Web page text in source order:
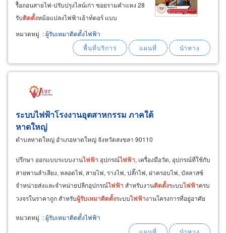
รื้อถอนสายไฟ-ปรับปรุงไลน์เก่า ซอยรามคำแหง 28
รับติดตั้งหม้อแปลงไฟฟ้าเอ้าท์​ดอร์ แบบ
interphase mounting transformer
หม้อแปลงชนิดระบายความร้อนด้วยน้ำมันบนพื้น
ลานหินกรวด ล้อมรั้วลวดตาข่าย
หมวดหมู่ :ผู้รับเหมาติดตั้งไฟฟ้า
ระบบไฟฟ้าโรงงานอุตสาหกรรม ภาคใต้
หาดใหญ่
ตำบลหาดใหญ่ อำเภอหาดใหญ่ จังหวัดสงขลา 90110
ปรึกษา ออกแบบระบบงานไฟฟ้า อุปกรณ์ไฟฟ้า, เครื่องมือวัด, อุปกรณ์ที่ใช้กับ
สายพานลำเลียง, หลอดไฟ, สายไฟ, รางไฟ, ปลั๊กไฟ, ฝาครอบไฟ, บัลลาสซ์
จำหน่ายส่งและจำหน่ายปลีกอุปกรณ์ไฟฟ้า สำหรับงานติดตั้งระบบไฟฟ้าครบ
วงจรในราคาถูก สำหรับผู้รับเหมาติดตั้งระบบไฟฟ้างานโครงการที่อยู่อาศัย
หมวดหมู่ :ผู้รับเหมาติดตั้งไฟฟ้า